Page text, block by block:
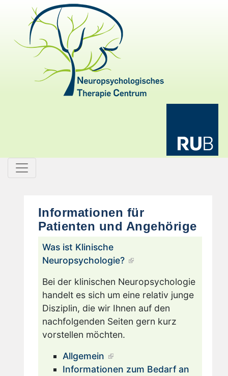
Informationen für
Patienten und Angehörige
Was ist Klinische
Neuropsychologie?
Bei der klinischen Neuropsychologie
handelt es sich um eine relativ junge
Disziplin, die wir Ihnen auf den
nachfolgenden Seiten gern kurz
vorstellen möchten.
Allgemein
Informationen zum Bedarf an